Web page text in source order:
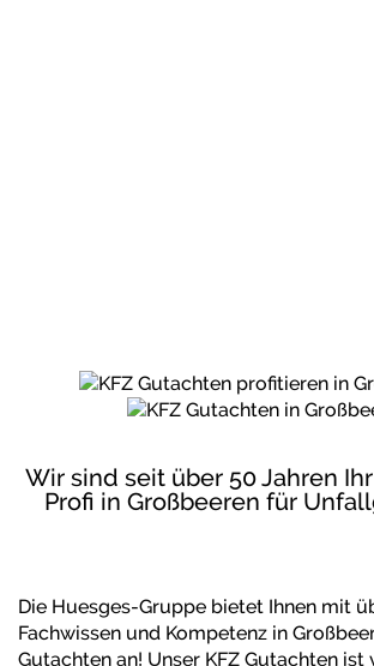
Wir sind seit über 50 Jahren
Profi in Großbeeren für
Die Huesges-Gruppe bietet Ihnen mit
Fachwissen und Kompetenz in
Gutachten an! Unser KFZ Gutachten ist